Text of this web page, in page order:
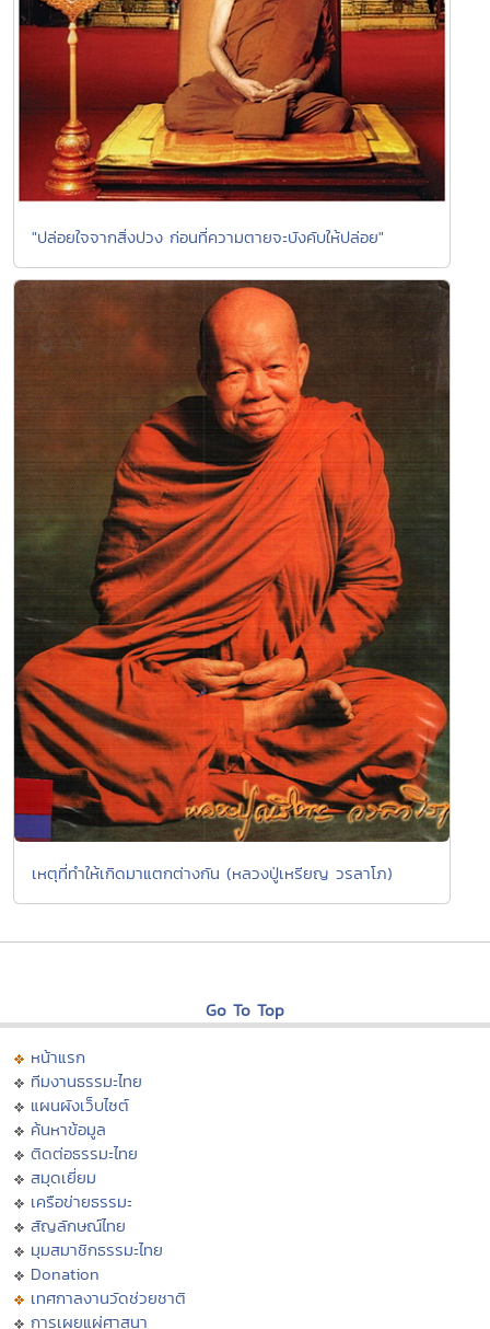
"ปล่อยใจจากสิ่งปวง ก่อนที่ความตายจะบังคับให้ปล่อย"
เหตุที่ทำให้เกิดมาแตกต่างกัน (หลวงปู่เหรียญ วรลาโภ)
Go To Top
หน้าแรก
ทีมงานธรรมะไทย
แผนผังเว็บไซต์
ค้นหาข้อมูล
ติดต่อธรรมะไทย
สมุดเยี่ยม
เครือข่ายธรรมะ
สัญลักษณ์ไทย
มุมสมาชิกธรรมะไทย
Donation
เทศกาลงานวัดช่วยชาติ
การเผยแผ่ศาสนา